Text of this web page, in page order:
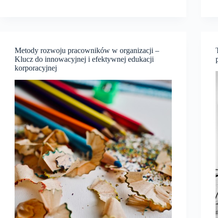
Metody rozwoju pracowników w organizacji –
Klucz do innowacyjnej i efektywnej edukacji
korporacyjnej